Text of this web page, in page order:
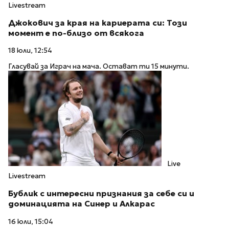
Livestream
Джокович за края на кариерата си: Този
момент е по-близо от всякога
18 юли, 12:54
Гласувай за Играч на мача. Остават ти 15 минути.
Live
Livestream
Бублик с интересни признания за себе си и
доминацията на Синер и Алкарас
16 юли, 15:04